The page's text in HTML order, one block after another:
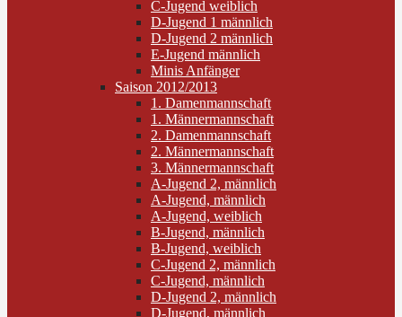
C-Jugend weiblich
D-Jugend 1 männlich
D-Jugend 2 männlich
E-Jugend männlich
Minis Anfänger
Saison 2012/2013
1. Damenmannschaft
1. Männermannschaft
2. Damenmannschaft
2. Männermannschaft
3. Männermannschaft
A-Jugend 2, männlich
A-Jugend, männlich
A-Jugend, weiblich
B-Jugend, männlich
B-Jugend, weiblich
C-Jugend 2, männlich
C-Jugend, männlich
D-Jugend 2, männlich
D-Jugend, männlich